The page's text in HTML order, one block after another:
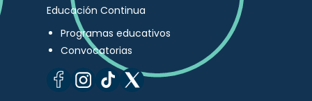
Educación Continua
Programas educativos
Convocatorias